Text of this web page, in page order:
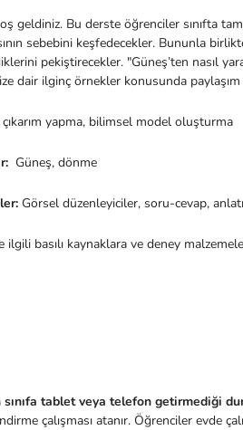
geldiniz. Bu derste öğrenciler sınıfta
sebebini keşfedecekler. Bununla
pekiştirecekler. "Güneş’ten nasıl
dair ilginç örnekler konusunda
yapma, bilimsel model oluşturma
Güneş, dönme
Görsel düzenleyiciler, soru-cevap,
ilgili basılı kaynaklara ve deney
tablet veya telefon getirmediği
çalışması atanır. Öğrenciler evde